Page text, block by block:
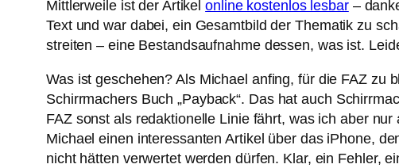
Mittlerweile ist der Artikelonline kostenlos lesbar–
Text und war dabei, ein Gesamtbild der Thematik zu
streiten – eine Bestandsaufnahme dessen, was ist.
Was ist geschehen? Als Michael anfing, für die FAZ zu
Schirrmachers Buch „Payback“. Das hat auch
FAZ sonst als redaktionelle Linie fährt, was ich aber
Michael einen interessanten Artikel über das iPhone,
nicht hätten verwertet werden dürfen. Klar, ein Fehler,